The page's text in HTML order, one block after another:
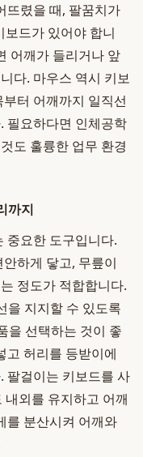
뜨렸을 때, 팔꿈치가
드가 있어야 합니
어깨가 들리거나 앞
다. 마우스 역시 키보
터 어깨까지 일직선
필요하다면 인체공학
도 훌륭한 업무 환경
까지
중요한 도구입니다.
하게 닿고, 무릎이
정도가 적합합니다.
을 지지할 수 있도록
을 선택하는 것이 좋
고 허리를 등받이에
팔걸이는 키보드를 사
외를 유지하고 어깨
를 분산시켜 어깨와